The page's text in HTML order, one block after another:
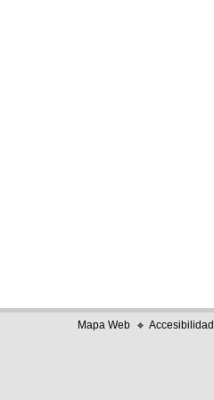
Mapa Web Accesibilidad